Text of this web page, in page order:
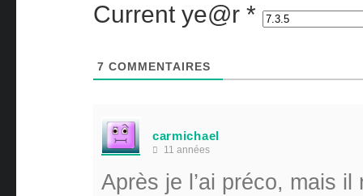
Current ye@r *
7 COMMENTAIRES
carmichael
11 années
Après je l’ai préco, mais il